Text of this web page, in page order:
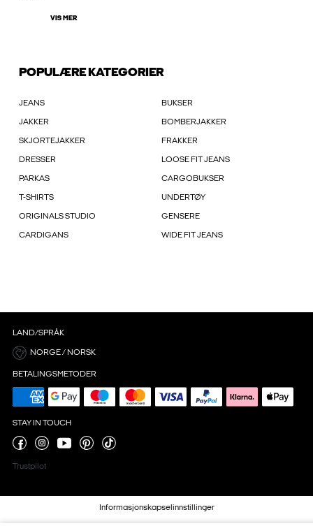
VIS MER
POPULÆRE KATEGORIER
JEANS BUKSER
JAKKER BOMBERJAKKER
SKJORTEJAKKER FRAKKER
DRESSER LOOSE FIT JEANS
PARKAS CARGOBUKSER
T-SHIRTS UNDERTØY
ORIGINALS STUDIO GENSERE
CARDIGANS WIDE FIT JEANS
LAND/SPRÅK
NORGE / NORSK
BETALINGSMETODER
STAY IN TOUCH
Trustpilot
Informasjonskapselinnstillinger